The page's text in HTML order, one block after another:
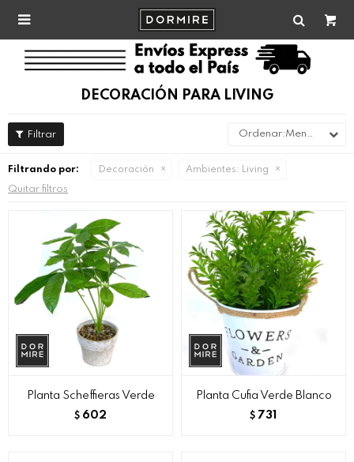

DECORACIÓN PARA LIVING
Menor precio
Filtrando por: Decoración Ambientes: Living
Quitar filtros
Planta Scheffieras Verde
$ 602
Planta Cufia Verde Blanco
$ 731